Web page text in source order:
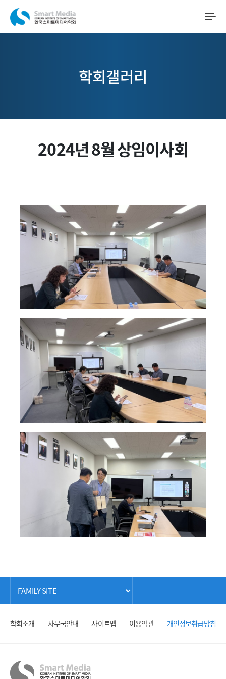
학회갤러리
2024년 8월 상임이사회
학회소개 사무국안내 사이트맵 이용약관 개인정보취급방침